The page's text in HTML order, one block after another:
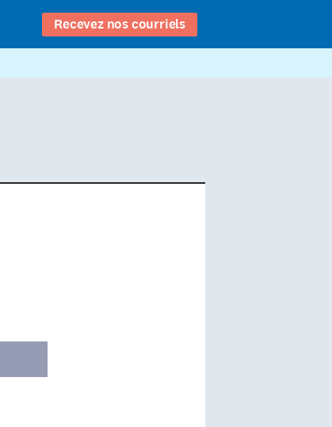
Recevez nos courriels